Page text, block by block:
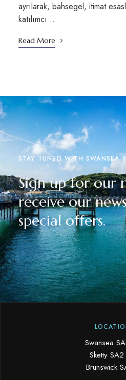
ayrılarak, bahsegel, itimat
katılımcı …
Read More
STAY TUNED WITH SWANSEA
Sign up for our
receive our
special offers.
Swansea
Sketty
Brunswick